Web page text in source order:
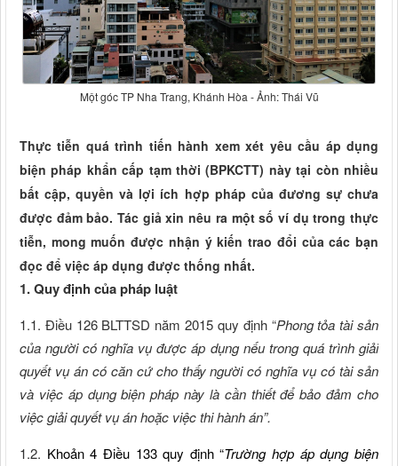
Một góc TP Nha Trang, Khánh Hòa - Ảnh: Thái Vũ
Thực tiễn quá trình tiến hành xem xét yêu cầu áp dụng
biện pháp khẩn cấp tạm thời (BPKCTT) này tại còn nhiều
bất cập, quyền và lợi ích hợp pháp của đương sự chưa
được đảm bảo. Tác giả xin nêu ra một số ví dụ trong thực
tiễn, mong muốn được nhận ý kiến trao đổi của các bạn
đọc để việc áp dụng được thống nhất.
1. Quy định của pháp luật
1.1. Điều 126 BLTTSD năm 2015 quy định “Phong tỏa tài sản
của người có nghĩa vụ được áp dụng nếu trong quá trình giải
quyết vụ án có căn cứ cho thấy người có nghĩa vụ có tài sản
và việc áp dụng biện pháp này là cần thiết để bảo đảm cho
việc giải quyết vụ án hoặc việc thi hành án”.
1.2. Khoản 4 Điều 133 quy định “Trường hợp áp dụng biện